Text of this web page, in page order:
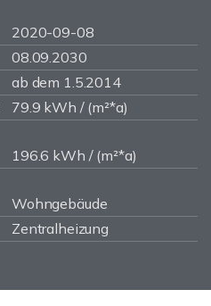
2020-09-08
08.09.2030
ab dem 1.5.2014
79.9 kWh / (m²*a)
196.6 kWh / (m²*a)
Wohngebäude
Zentralheizung